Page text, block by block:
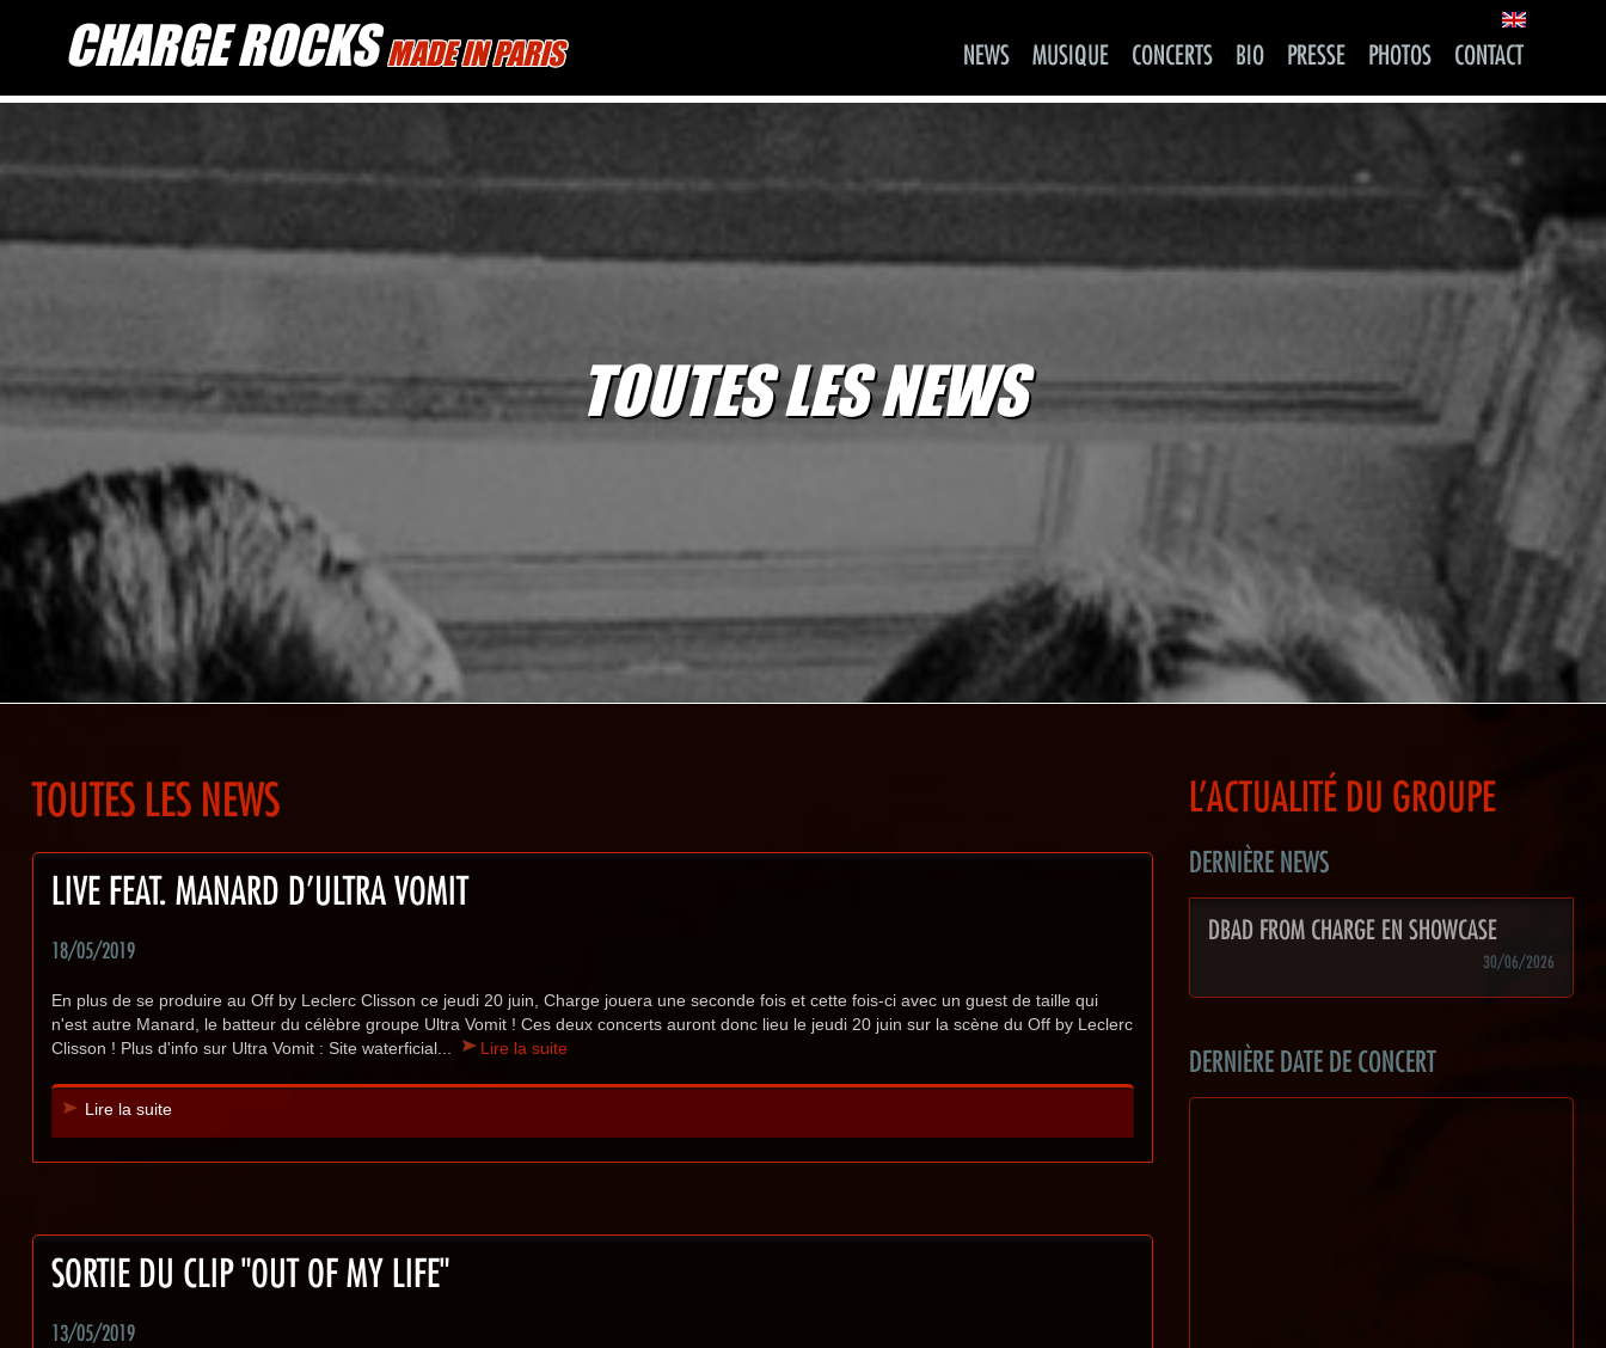
CHARGE ROCKSMADE IN PARIS NEWS MUSIQUE CONCERTS BIO PRESSE PHOTOS CONTACT
TOUTES LES NEWS
TOUTES LES NEWS
LIVE FEAT. MANARD D'ULTRA VOMIT
18/05/2019
En plus de se produire au Off by Leclerc Clisson ce jeudi 20 juin, Charge jouera une seconde fois et cette fois-ci avec un guest de taille qui
n'est autre Manard, le batteur du célèbre groupe Ultra Vomit ! Ces deux concerts auront donc lieu le jeudi 20 juin sur la scène du Off by Leclerc
Clisson ! Plus d'info sur Ultra Vomit : Site waterficial...
Lire la suite
Lire la suite
SORTIE DU CLIP "OUT OF MY LIFE"
13/05/2019
L'ACTUALITÉ DU GROUPE
DERNIÈRE NEWS
DBAD FROM CHARGE EN SHOWCASE
30/06/2026
DERNIÈRE DATE DE CONCERT